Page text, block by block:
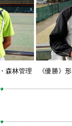
森林管理
《優勝》